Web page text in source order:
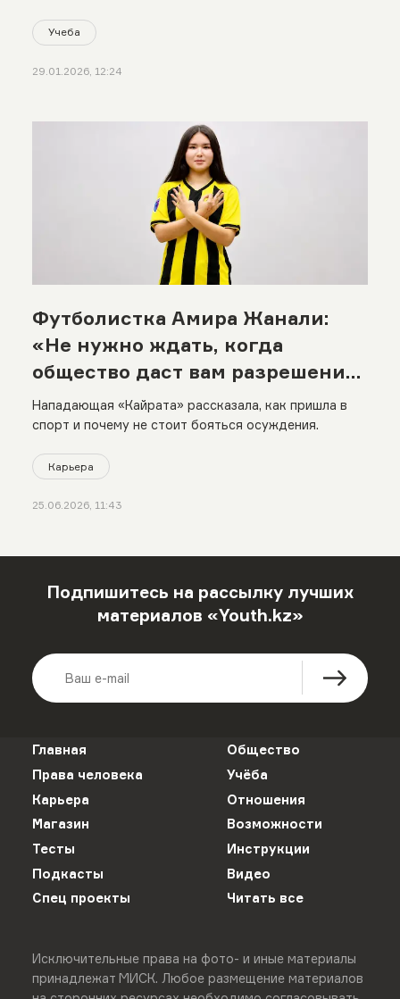
Учеба
29.01.2026, 12:24
Футболистка Амира Жанали:
«Не нужно ждать, когда
общество даст вам разрешение
выделяться»
Нападающая «Кайрата» рассказала, как пришла в
спорт и почему не стоит бояться осуждения.
Карьера
25.06.2026, 11:43
Подпишитесь на рассылку лучших
материалов «Youth.kz»
Главная
Общество
Права человека
Учёба
Карьера
Отношения
Магазин
Возможности
Тесты
Инструкции
Подкасты
Видео
Спец проекты
Читать все
Исключительные права на фото- и иные материалы
принадлежат МИСК. Любое размещение материалов